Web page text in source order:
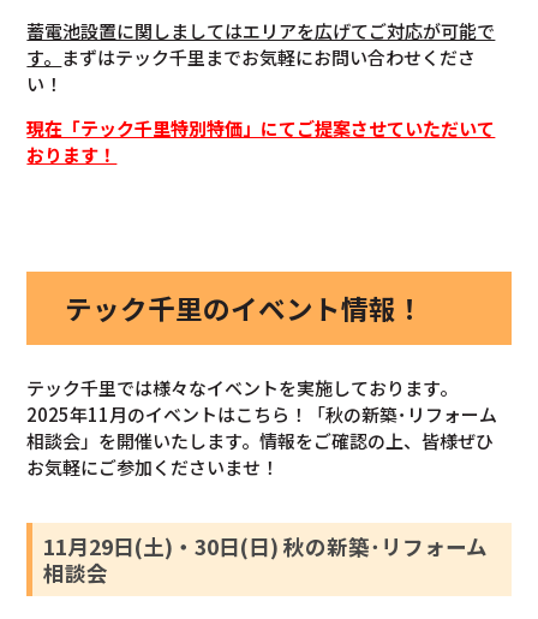
蓄電池設置に関しましてはエリアを広げてご対応が可能で
す。 まずはテック千里までお気軽にお問い合わせくださ
い！
現在「テック千里特別特価」にてご提案させていただいて
おります！
テック千里のイベント情報！
テック千里では様々なイベントを実施しております。
2025年11月のイベントはこちら！「秋の新築･リフォーム
相談会」を開催いたします。情報をご確認の上、皆様ぜひ
お気軽にご参加くださいませ！
11月29日(土)・30日(日) 秋の新築･リフォーム
相談会